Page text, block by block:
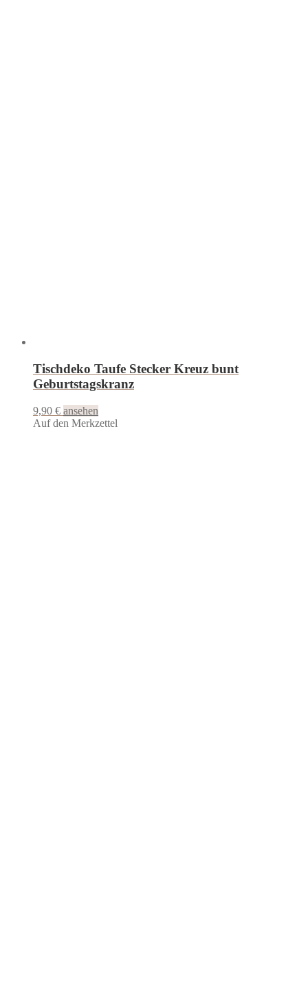
Tischdeko Taufe Stecker Kreuz bunt
Geburtstagskranz
9,90 € ansehen
Auf den Merkzettel